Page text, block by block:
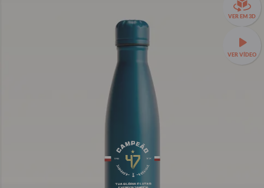
VER EM 3D
VER VÍDEO
Garrafa Térmica Urban a partir de R$89,90!